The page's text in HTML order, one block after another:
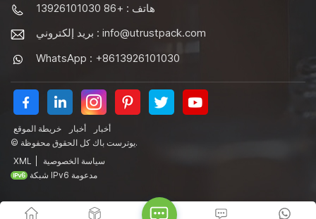
هاتف : +86 13926101030
بريد إلكتروني : info@utrustpack.com
WhatsApp : +8613926101030
خريطة الموقع أخبار
أخبار
© يوترست باك كل الحقوق محفوظة.
XML
سياسة الخصوصية
شبكة IPv6 مدعومة